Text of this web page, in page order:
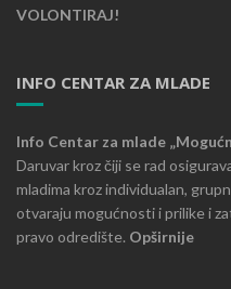
VOLONTIRAJ!
INFO CENTAR ZA MLADE
Info Centar za mlade
Daruvar kroz čiji se rad
mladima kroz individualan,
otvaraju mogućnosti i prilike i
pravo odredište. Opširnije